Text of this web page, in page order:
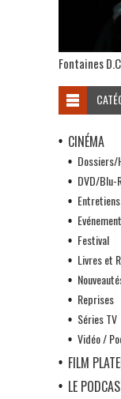
Fontaines
CINÉMA
Dossiers/
DVD/Blu-
Entretiens
Festival
Livres et
Reprises
Séries TV
Vidéo /
FILM
LE